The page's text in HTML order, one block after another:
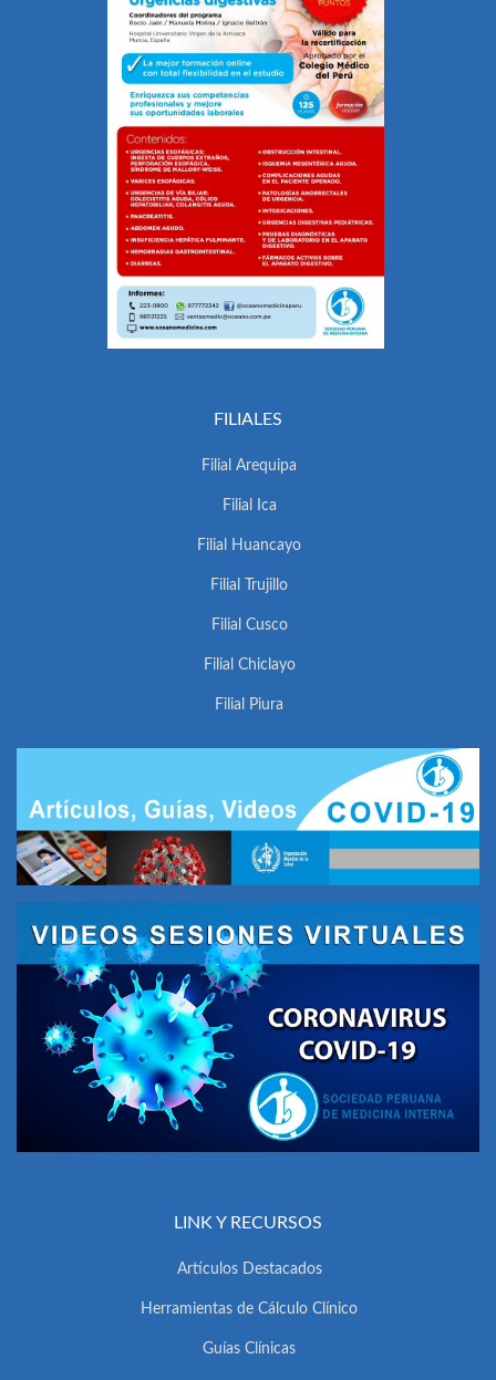
FILIALES
Filial Arequipa
Filial Ica
Filial Huancayo
Filial Trujillo
Filial Cusco
Filial Chiclayo
Filial Piura
LINK Y RECURSOS
Artículos Destacados
Herramientas de Cálculo Clínico
Guías Clínicas